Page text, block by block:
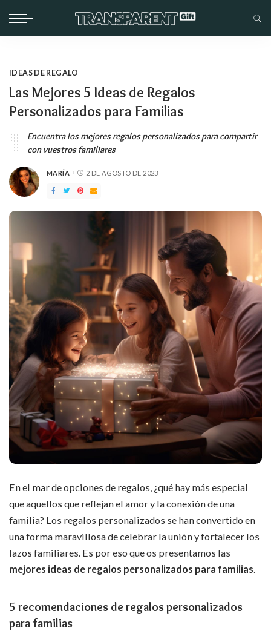
IDEAS DE REGALO
Las Mejores 5 Ideas de Regalos
Personalizados para Familias
Encuentra los mejores regalos personalizados para compartir
con vuestros familiares
PUBLICADO
MARÍA 2 DE AGOSTO DE 2023
En el mar de opciones de regalos, ¿qué hay más especial
que aquellos que reflejan el amor y la conexión de una
familia? Los regalos personalizados se han convertido en
una forma maravillosa de celebrar la unión y fortalecer los
lazos familiares. Es por eso que os presentamos las
mejores ideas de regalos personalizados para familias
5 recomendaciones de regalos personalizados
para familias